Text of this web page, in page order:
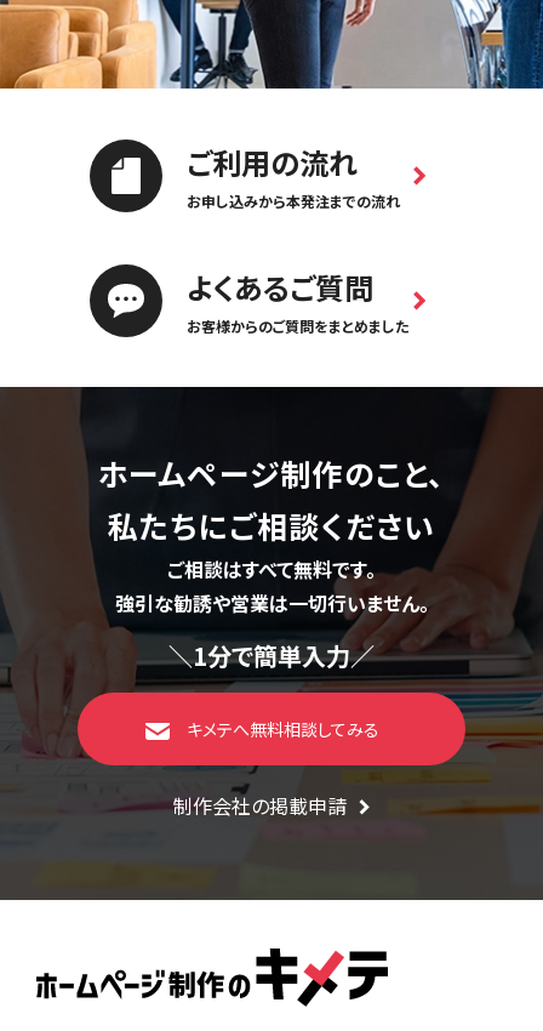
ご利用の流れ
お申し込みから本発注までの流れ
よくあるご質問
お客様からのご質問をまとめました
ホームページ制作のこと、
私たちにご相談ください
ご相談はすべて無料です。
強引な勧誘や営業は一切行いません。
＼1分で簡単入力／
キメテへ無料相談してみる
制作会社の掲載申請